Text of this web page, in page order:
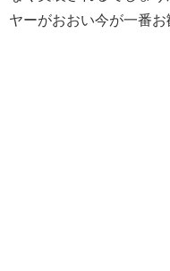
ヤーがおおい今が一番お